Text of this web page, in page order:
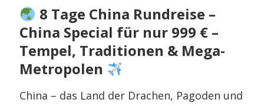
8 Tage China Rundreise –
China Special für nur 999 € –
Tempel, Traditionen & Mega-
Metropolen
China – das Land der Drachen, Pagoden und